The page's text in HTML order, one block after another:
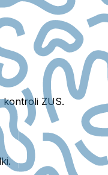
kontroli ZUS.